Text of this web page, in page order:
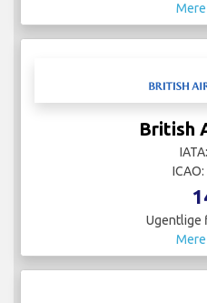
British
Ugentlige